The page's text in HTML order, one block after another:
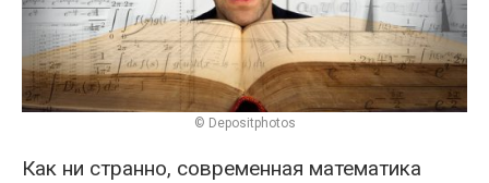
© Depositphotos
Как ни странно, современная математика